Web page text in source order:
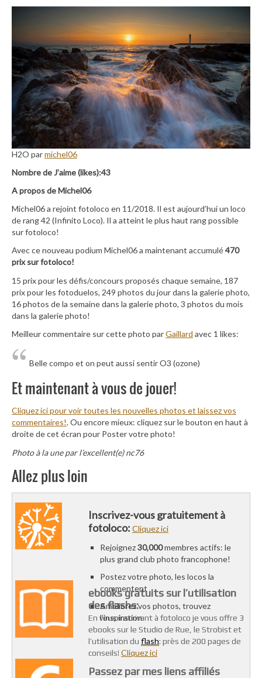
H2O parmichel06
Nombre de J’aime (likes):43
A propos de Michel06
Michel06 a rejoint fotoloco en 11/2018. Il est aujourd’hui un loco
de rang 42 (Infinito Loco). Il a atteint le plus haut rang possible
sur fotoloco!
Avec ce nouveau podium Michel06 a maintenant accumulé470
prix sur fotoloco!
15 prix pour les défis/concours proposés chaque semaine, 187
prix pour les fotoduelos, 249 photos du jour dans la galerie photo,
16 photos de la semaine dans la galerie photo, 3 photos du mois
dans la galerie photo!
Meilleur commentaire sur cette photo parGaillard avec 1 likes:
Belle compo et on peut aussi sentir O3 (ozone)
Et maintenant à vous de jouer!
Cliquez ici pour voir toutes les nouvelles photos et laissez vos
commentaires!. Ou encore mieux: cliquez sur le bouton en haut à
droite de cet écran pour Poster votre photo!
Photo à la une par l’excellent(e) nc76
Allez plus loin
Inscrivez-vous gratuitement à
fotoloco: Cliquez ici
Rejoignez30,000membres actifs: le
plus grand club photo francophone!
Postez votre photo, les locos la
commentent
Améliorez vos photos, trouvez
l’inspiration
ebooks gratuits sur l’utilisation
des flashs:
En vous inscrivant à fotoloco je vous offre 3
ebooks sur le Studio de Rue, le Strobist et
l’utilisation du flash: près de 200 pages de
conseils! Cliquez ici
Passez par mes liens affiliés